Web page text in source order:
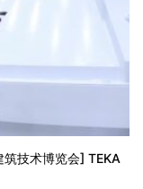
技术博览会] TEKA